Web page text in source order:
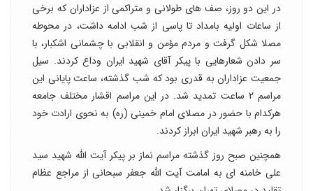
در این دو روز، صف های طولانی و متراکمی از عزاداران که برخی
از ساعات اولیه بامداد تا پاسی از شب ادامه داشت، در محوطه
مصلا شکل گرفت و مردم مؤمن و انقلابی با چشمانی اشکبار، با
سر دادن شعارهایی با پیکر آقای شهید ایران وداع کردند. سیل
جمعیت عزاداران به قدری بود که شب گذشته، ساعت پایانی این
مراسم ۲ ساعت تمدید شد. در این مراسم اقشار مختلف جامعه
هرکدام با حضور در مصلای امام خمینی (ره) به نحوی ارادت خود
را به رهبر شهید ایران ابراز کردند.
همچنین صبح روز گذشته مراسم نماز بر پیکر آیت الله شهید سید
علی خامنه ای به امامت آیت الله جعفر سبحانی از مراجع عظام